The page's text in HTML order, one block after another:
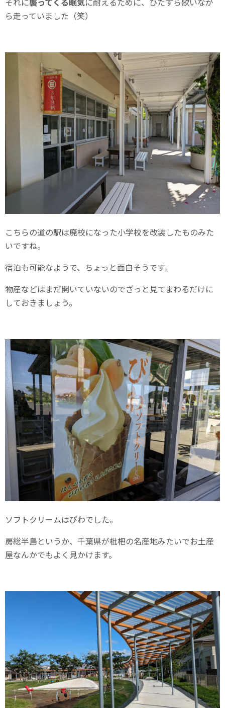
ら走っていました（笑）
こちらの道の駅は廃校になった小学校を改装したものみた
いですね。
宿泊も可能なようで、ちょっと面白そうです。
物産などはまだ開いていないのでざっと見てまわるだけに
しておきましょう。
ソフトクリームはびわでした。
房総半島というか、千葉県が枇杷の名産地みたいでお土産
屋なんかでもよく見かけます。